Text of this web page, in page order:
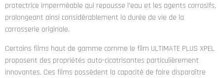
protectrice imperméable qui repousse l'eau et les agents corrosifs,
prolongeant ainsi considérablement la durée de vie de la
carrosserie originale.
Certains films haut de gamme comme le film ULTIMATE PLUS XPEL
proposent des propriétés auto-cicatrisantes particulièrement
innovantes. Ces films possèdent la capacité de faire disparaître